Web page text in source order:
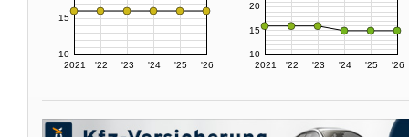
2021 '22 '23 '24 '25 '26
10
15
2021 '22 '23 '24 '25 '26
10
15
20